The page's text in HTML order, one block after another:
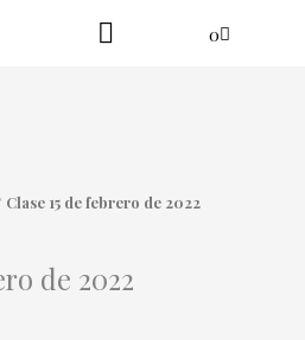
0
Cart
Clase 15 de febrero de 2022
de 2022